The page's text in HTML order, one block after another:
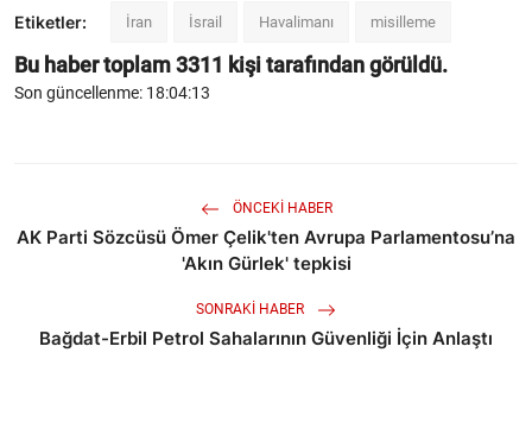
Etiketler: İran İsrail Havalimanı misilleme
Bu haber toplam3311 kişi tarafından görüldü.
Son güncellenme: 18:04:13
ÖNCEKI HABER
AK Parti Sözcüsü Ömer Çelik'ten Avrupa Parlamentosu’na
'Akın Gürlek' tepkisi
SONRAKI HABER
Bağdat-Erbil Petrol Sahalarının Güvenliği İçin Anlaştı